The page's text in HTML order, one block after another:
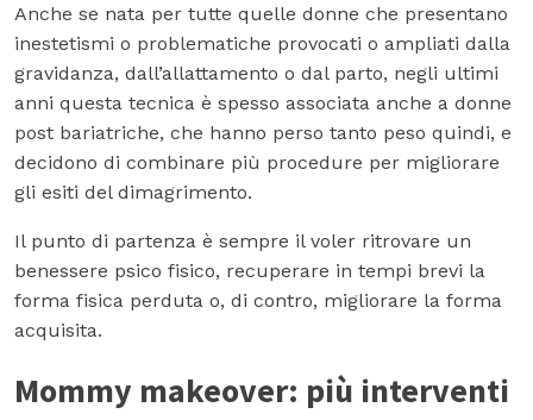
Anche se nata per tutte quelle donne che presentano
inestetismi o problematiche provocati o ampliati dalla
gravidanza, dall’allattamento o dal parto, negli ultimi
anni questa tecnica è spesso associata anche a donne
post bariatriche, che hanno perso tanto peso quindi, e
decidono di combinare più procedure per migliorare
gli esiti del dimagrimento.
Il punto di partenza è sempre il voler ritrovare un
benessere psico fisico, recuperare in tempi brevi la
forma fisica perduta o, di contro, migliorare la forma
acquisita.
Mommy makeover: più interventi